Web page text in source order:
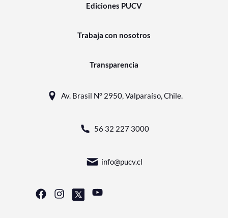
Ediciones PUCV
Trabaja con nosotros
Transparencia
Av. Brasil N° 2950, Valparaíso, Chile.
56 32 227 3000
info@pucv.cl